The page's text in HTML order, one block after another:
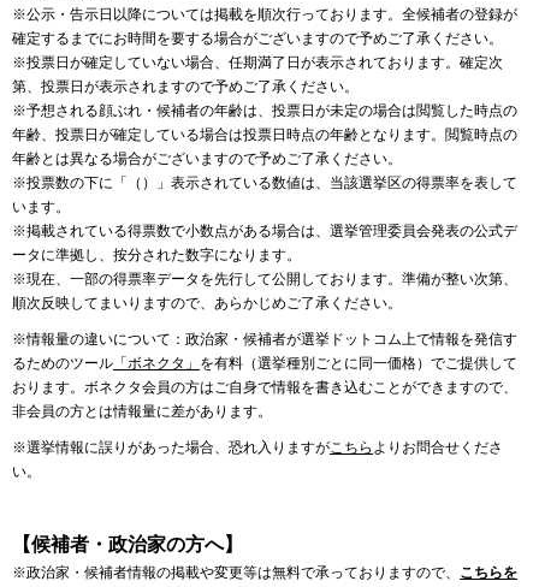
※公示・告示日以降については掲載を順次行っております。全候補者の登録が
確定するまでにお時間を要する場合がございますので予めご了承ください。
※投票日が確定していない場合、任期満了日が表示されております。確定次
第、投票日が表示されますので予めご了承ください。
※予想される顔ぶれ・候補者の年齢は、投票日が未定の場合は閲覧した時点の
年齢、投票日が確定している場合は投票日時点の年齢となります。閲覧時点の
年齢とは異なる場合がございますので予めご了承ください。
※投票数の下に「（）」表示されている数値は、当該選挙区の得票率を表して
います。
※掲載されている得票数で小数点がある場合は、選挙管理委員会発表の公式デ
ータに準拠し、按分された数字になります。
※現在、一部の得票率データを先行して公開しております。準備が整い次第、
順次反映してまいりますので、あらかじめご了承ください。
※情報量の違いについて：政治家・候補者が選挙ドットコム上で情報を発信す
るためのツール 「ボネクタ」 を有料（選挙種別ごとに同一価格）でご提供して
おります。ボネクタ会員の方はご自身で情報を書き込むことができますので、
非会員の方とは情報量に差があります。
※選挙情報に誤りがあった場合、恐れ入りますがこちら よりお問合せくださ
い。
【候補者・政治家の方へ】
※政治家・候補者情報の掲載や変更等は無料で承っておりますので、 こちらを